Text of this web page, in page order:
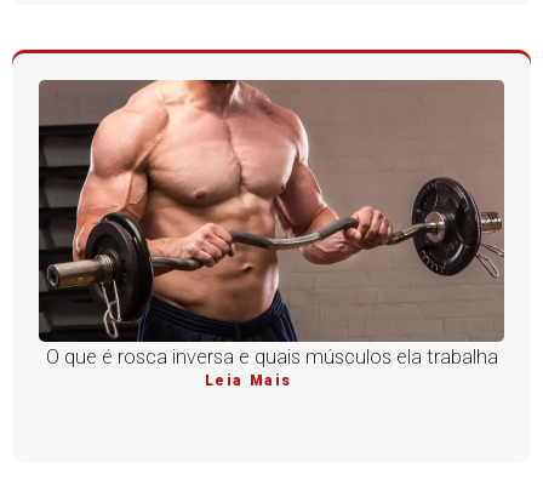
O que é rosca inversa e quais músculos ela trabalha
Leia Mais